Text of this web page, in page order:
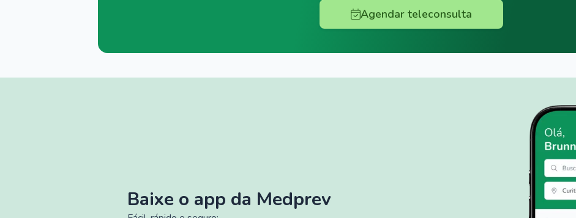
Agendar teleconsulta
Baixe o app da Medprev